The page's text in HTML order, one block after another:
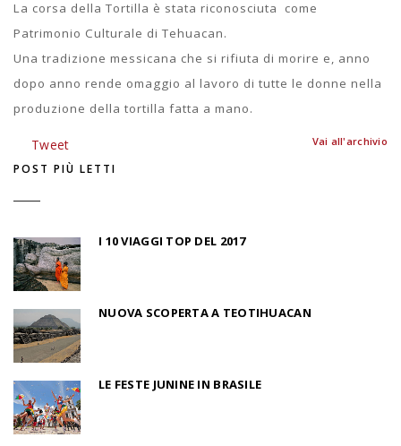
La corsa della Tortilla è stata riconosciuta come
Patrimonio Culturale di Tehuacan.
Una tradizione messicana che si rifiuta di morire e, anno
dopo anno rende omaggio al lavoro di tutte le donne nella
produzione della tortilla fatta a mano.
Vai all'archivio
Tweet
POST PIÙ LETTI
I 10 VIAGGI TOP DEL 2017
NUOVA SCOPERTA A TEOTIHUACAN
LE FESTE JUNINE IN BRASILE